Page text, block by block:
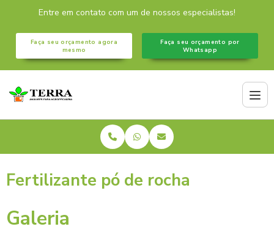
Entre em contato com um de nossos especialistas!
Faça seu orçamento agora
mesmo
Faça seu orçamento por
Whatsapp
Fertilizante pó de rocha
Galeria